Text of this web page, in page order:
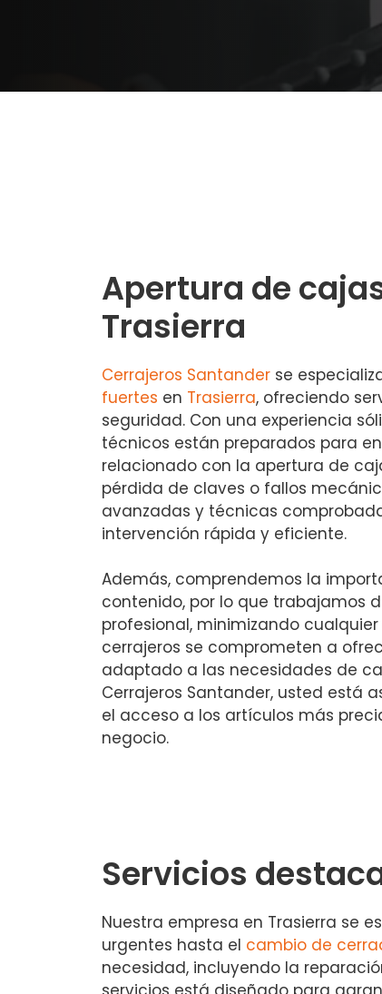
Apertura de
Trasierra
Cerrajeros Santander se
fuertes en Trasierra, ofreciendo
seguridad. Con una experiencia
técnicos están preparados para
relacionado con la apertura de
pérdida de claves o fallos
avanzadas y técnicas
intervención rápida y eficiente.
Además, comprendemos la
contenido, por lo que trabajamos
profesional, minimizando
cerrajeros se comprometen a
adaptado a las necesidades de
Cerrajeros Santander, usted está
el acceso a los artículos más
negocio.
Servicios
Nuestra empresa en Trasierra se
urgentes hasta el cambio de
necesidad, incluyendo la